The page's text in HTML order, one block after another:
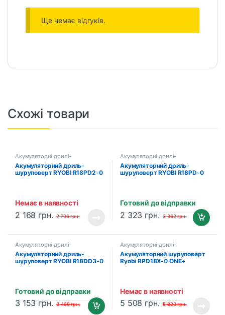
Ще немає відгуків.
Схожі товари
Акумуляторні дрилі-
шуруповерти
Акумуляторний дриль-
шуруповерт RYOBI R18PD2-0
Немає в наявності
2 168 грн. 2 706грн.
Акумуляторні дрилі-
шуруповерти
Акумуляторний дриль-
шуруповерт RYOBI R18PD-0
Готовий до відправки
2 323 грн. 3 362грн.
Акумуляторні дрилі-
шуруповерти
Акумуляторний дриль-
шуруповерт RYOBI R18DD3-0
Готовий до відправки
3 153 грн. 3 469грн.
Акумуляторні дрилі-
шуруповерти
Акумуляторний шуруповерт
Ryobi RPD18X-0 ONE+
Немає в наявності
5 508 грн. 5 820грн.